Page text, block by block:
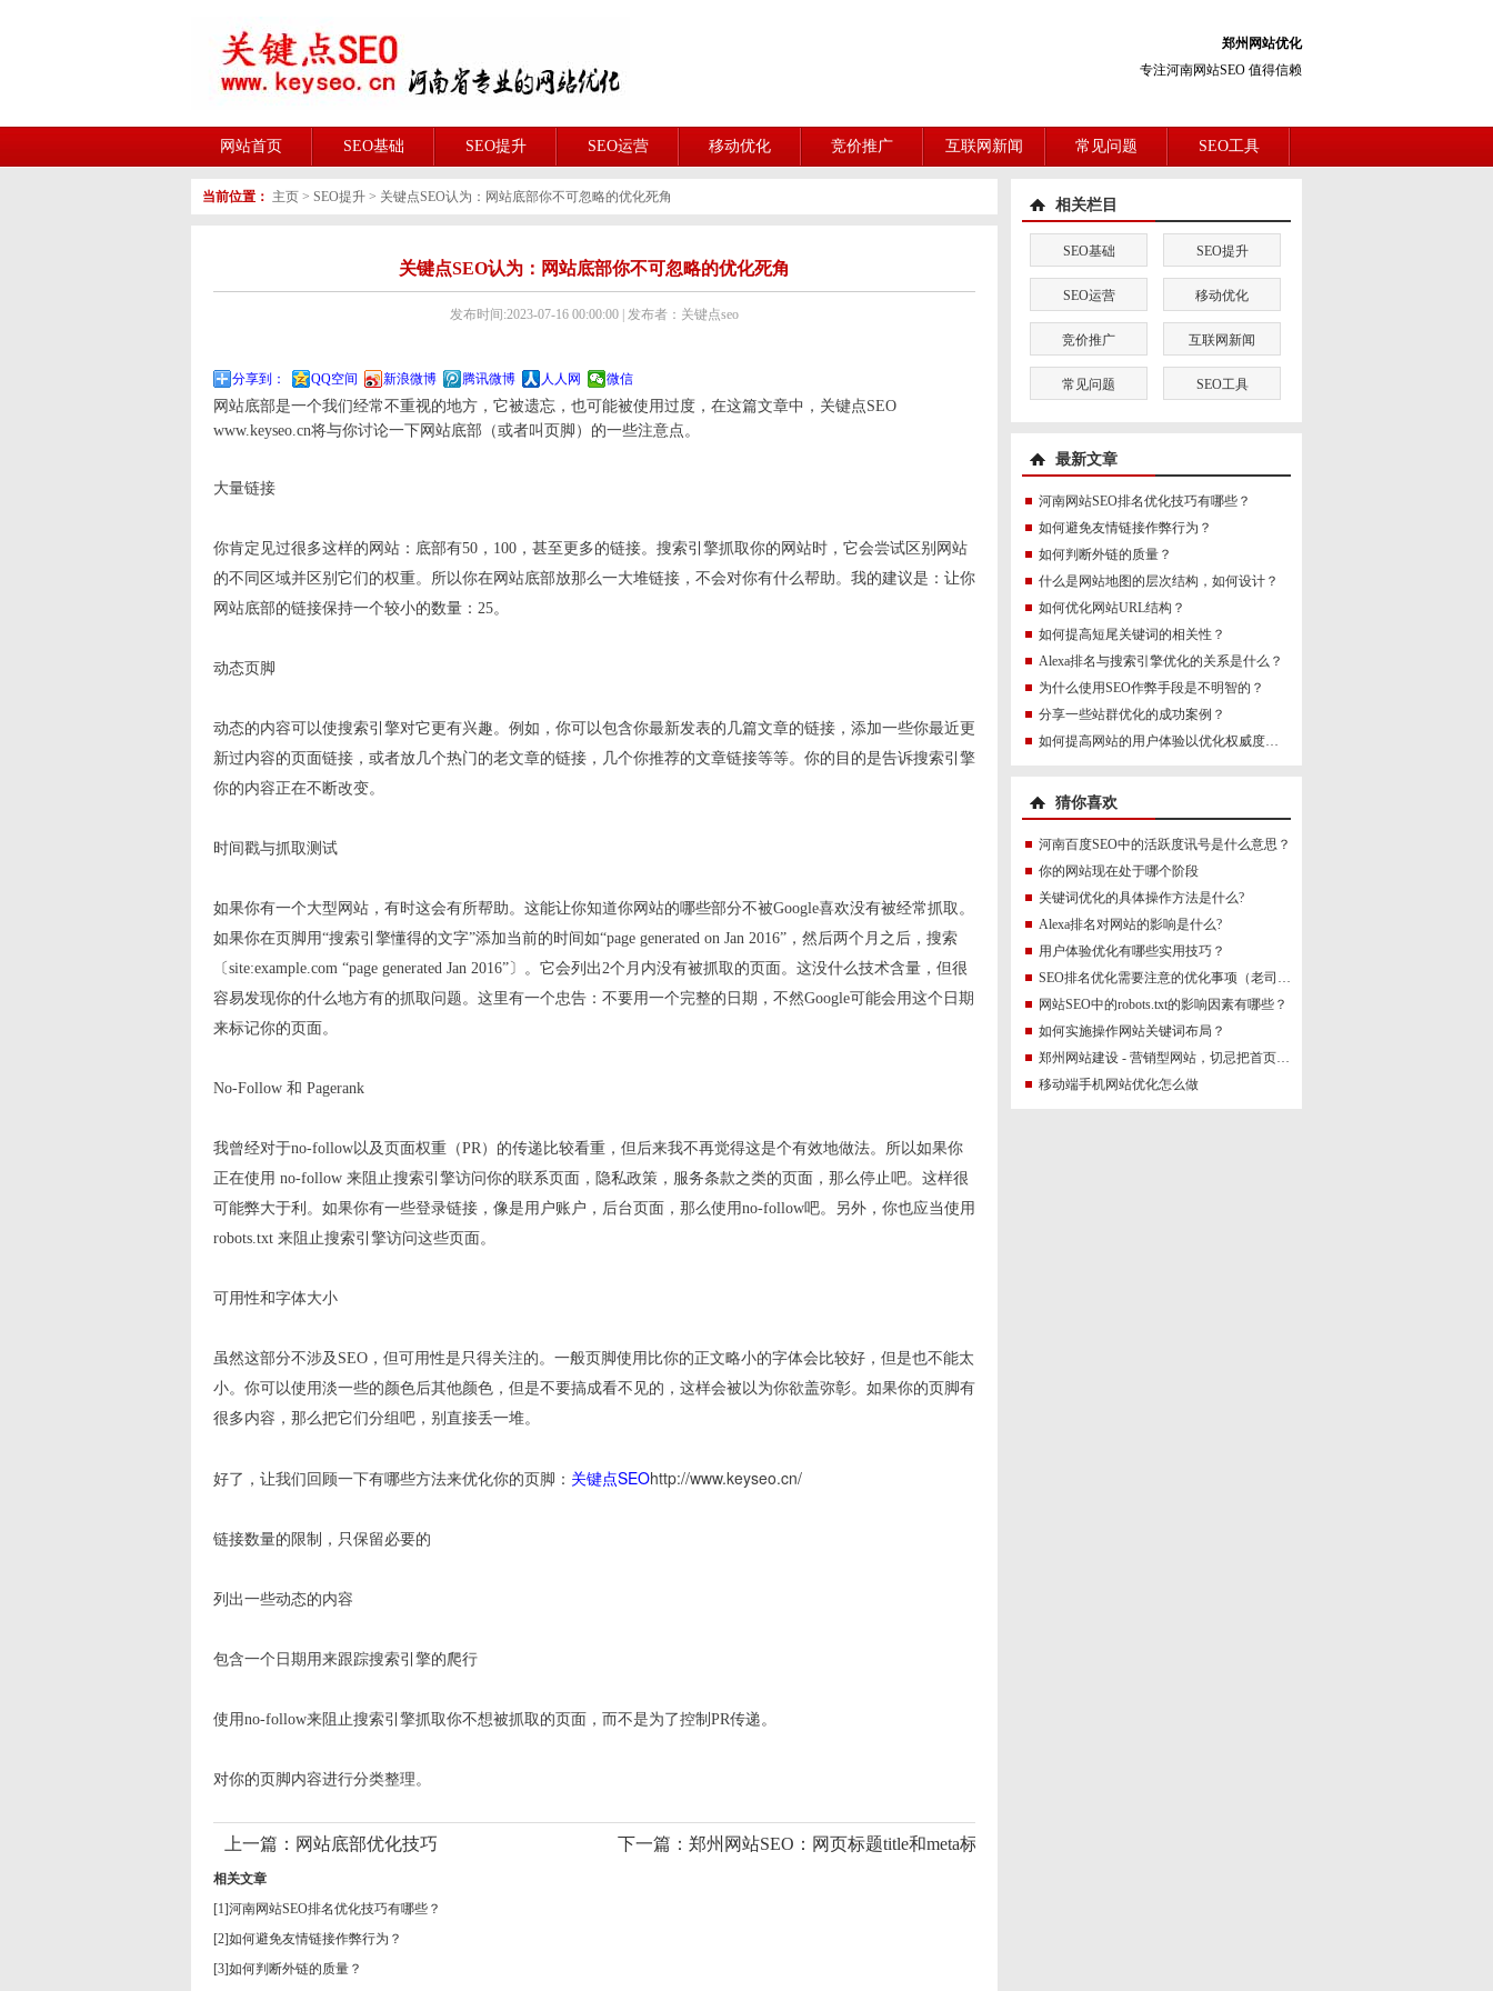
郑州网站优化
专注河南网站SEO 值得信赖
网站首页 SEO基础 SEO提升 SEO运营 移动优化 竞价推广 互联网新闻 常见问题 SEO工具
当前位置： 主页 > SEO提升 > 关键点SEO认为：网站底部你不可忽略的优化死角
关键点SEO认为：网站底部你不可忽略的优化死角
发布时间:2023-07-16 00:00:00 | 发布者：关键点seo
分享到： QQ空间 新浪微博 腾讯微博 人人网 微信
网站底部是一个我们经常不重视的地方，它被遗忘，也可能被使用过度，在这篇文章中，关键点SEO
www.keyseo.cn将与你讨论一下网站底部（或者叫页脚）的一些注意点。
大量链接
你肯定见过很多这样的网站：底部有50，100，甚至更多的链接。搜索引擎抓取你的网站时，它会尝试区别网站
的不同区域并区别它们的权重。所以你在网站底部放那么一大堆链接，不会对你有什么帮助。我的建议是：让你
网站底部的链接保持一个较小的数量：25。
动态页脚
动态的内容可以使搜索引擎对它更有兴趣。例如，你可以包含你最新发表的几篇文章的链接，添加一些你最近更
新过内容的页面链接，或者放几个热门的老文章的链接，几个你推荐的文章链接等等。你的目的是告诉搜索引擎
你的内容正在不断改变。
时间戳与抓取测试
如果你有一个大型网站，有时这会有所帮助。这能让你知道你网站的哪些部分不被Google喜欢没有被经常抓取。
如果你在页脚用“搜索引擎懂得的文字”添加当前的时间如“page generated on Jan 2016”，然后两个月之后，搜索
〔site:example.com “page generated Jan 2016”〕。它会列出2个月内没有被抓取的页面。这没什么技术含量，但很
容易发现你的什么地方有的抓取问题。这里有一个忠告：不要用一个完整的日期，不然Google可能会用这个日期
来标记你的页面。
No-Follow 和 Pagerank
我曾经对于no-follow以及页面权重（PR）的传递比较看重，但后来我不再觉得这是个有效地做法。所以如果你
正在使用 no-follow 来阻止搜索引擎访问你的联系页面，隐私政策，服务条款之类的页面，那么停止吧。这样很
可能弊大于利。如果你有一些登录链接，像是用户账户，后台页面，那么使用no-follow吧。另外，你也应当使用
robots.txt 来阻止搜索引擎访问这些页面。
可用性和字体大小
虽然这部分不涉及SEO，但可用性是只得关注的。一般页脚使用比你的正文略小的字体会比较好，但是也不能太
小。你可以使用淡一些的颜色后其他颜色，但是不要搞成看不见的，这样会被以为你欲盖弥彰。如果你的页脚有
很多内容，那么把它们分组吧，别直接丢一堆。
好了，让我们回顾一下有哪些方法来优化你的页脚： 关键点SEOhttp://www.keyseo.cn/
链接数量的限制，只保留必要的
列出一些动态的内容
包含一个日期用来跟踪搜索引擎的爬行
使用no-follow来阻止搜索引擎抓取你不想被抓取的页面，而不是为了控制PR传递。
对你的页脚内容进行分类整理。
上一篇： 网站底部优化技巧 下一篇： 郑州网站SEO：网页标题title和meta标签注意事项
相关文章
[1]河南网站SEO排名优化技巧有哪些？
[2]如何避免友情链接作弊行为？
[3]如何判断外链的质量？
相关栏目
SEO基础 SEO提升
SEO运营 移动优化
竞价推广 互联网新闻
常见问题 SEO工具
最新文章
河南网站SEO排名优化技巧有哪些？
如何避免友情链接作弊行为？
如何判断外链的质量？
什么是网站地图的层次结构，如何设计？
如何优化网站URL结构？
如何提高短尾关键词的相关性？
Alexa排名与搜索引擎优化的关系是什么？
为什么使用SEO作弊手段是不明智的？
分享一些站群优化的成功案例？
如何提高网站的用户体验以优化权威度讯号？
猜你喜欢
河南百度SEO中的活跃度讯号是什么意思？
你的网站现在处于哪个阶段
关键词优化的具体操作方法是什么?
Alexa排名对网站的影响是什么?
用户体验优化有哪些实用技巧？
SEO排名优化需要注意的优化事项（老司机十二年的总结）
网站SEO中的robots.txt的影响因素有哪些？
如何实施操作网站关键词布局？
郑州网站建设 - 营销型网站，切忌把首页做成整
移动端手机网站优化怎么做